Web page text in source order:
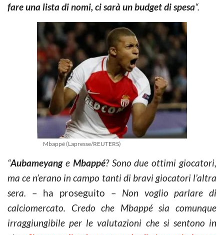
fare una lista di nomi, ci sarà un budget di spesa“.
Mbappé (Lapresse/REUTERS)
“Aubameyange Mbappé? Sono due ottimi giocatori,
ma ce n’erano in campo tanti di bravi giocatori l’altra
sera. – ha proseguito – Non voglio parlare di
calciomercato.
Credo che Mbappé sia comunque
irraggiungibile per le valutazioni che si sentono in